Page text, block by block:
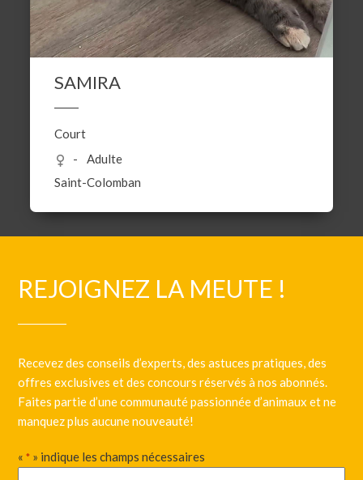
SAMIRA
Court
Adulte
Saint-Colomban
REJOIGNEZ LA MEUTE !
Recevez des conseils d’experts, des astuces pratiques, des
offres exclusives et des concours réservés à nos abonnés.
Faites partie d’une communauté passionnée d’animaux et ne
manquez plus aucune nouveauté!
«* » indique les champs nécessaires